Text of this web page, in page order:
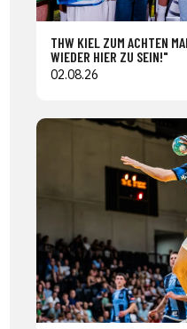
THW KIEL ZUM ACHTEN
WIEDER HIER ZU SEIN!"
02.08.26